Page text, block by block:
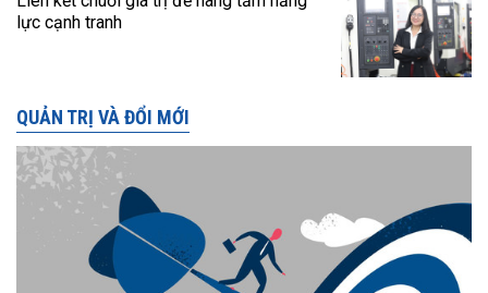
lực cạnh tranh
QUẢN TRỊ VÀ ĐỔI MỚI